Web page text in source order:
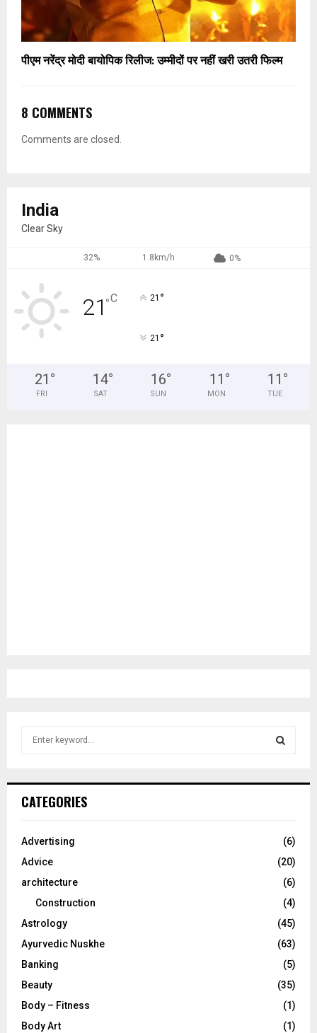
पीएम नरेंद्र मोदी बायोपिक रिलीज: उम्मीदों पर नहीं खरी उतरी फिल्म
8 COMMENTS
Comments are closed.
India
Clear Sky
32% 1.8km/h 0%
21°C 21 °
21 °
21 °
FRI
14°
SAT
16°
SUN
11 °
MON
11 °
TUE
h
o
:
CATEGORIES
Advertising
(6)
Advice
(20)
architecture
(6)
Construction
(4)
Astrology
(45)
Ayurvedic Nuskhe
(63)
Banking
(5)
Beauty
(35)
Body – Fitness
(1)
Body Art
(1)